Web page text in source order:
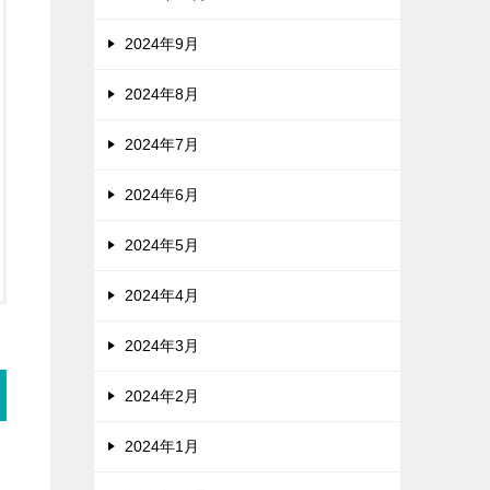
2024年9月
2024年8月
2024年7月
2024年6月
2024年5月
2024年4月
2024年3月
2024年2月
2024年1月